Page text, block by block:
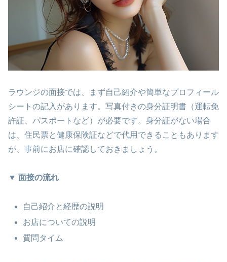
ラウンジの面接では、まず自己紹介や簡単なプロフィール
シートの記入があります。写真付きの身分証明書（運転免
許証、パスポートなど）が必要です。身分証がない場合
は、住民票と健康保険証などで代用できることもあります
が、事前にお店に確認しておきましょう。
▼ 面接の流れ
自己紹介と経歴の説明
お店についての説明
質問タイム